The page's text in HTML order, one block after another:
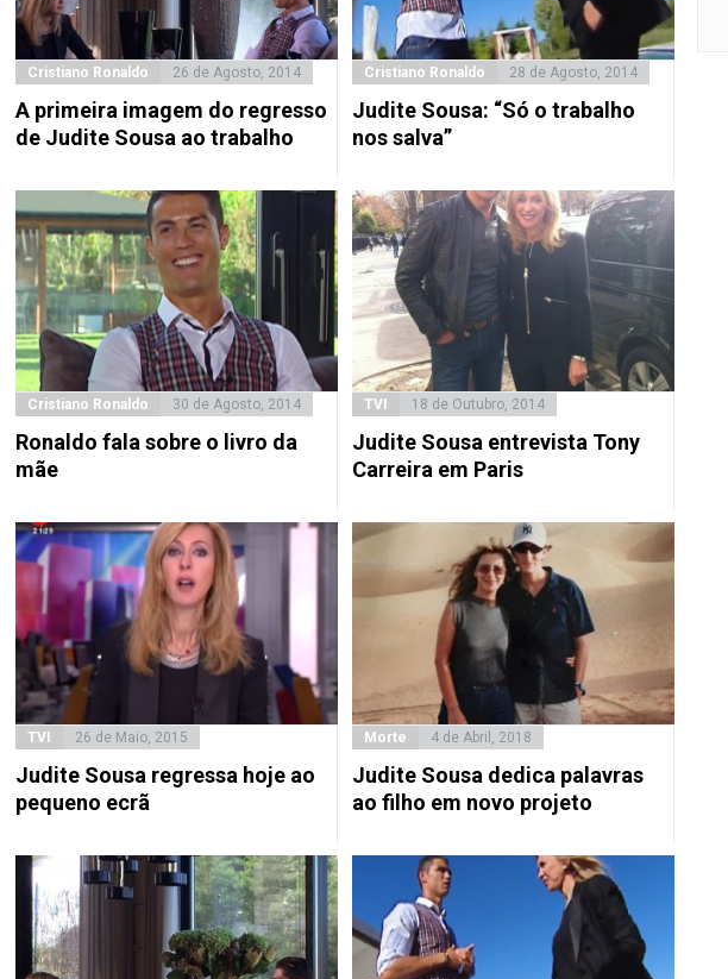
Cristiano Ronaldo 26 de Agosto, 2014
A primeira imagem do regresso
de Judite Sousa ao trabalho
Cristiano Ronaldo 28 de Agosto, 2014
Judite Sousa: “Só o trabalho
nos salva”
Cristiano Ronaldo 30 de Agosto, 2014
Ronaldo fala sobre o livro da
mãe
TVI 18 de Outubro, 2014
Judite Sousa entrevista Tony
Carreira em Paris
TVI 26 de Maio, 2015
Judite Sousa regressa hoje ao
pequeno ecrã
Morte 4 de Abril, 2018
Judite Sousa dedica palavras
ao filho em novo projeto